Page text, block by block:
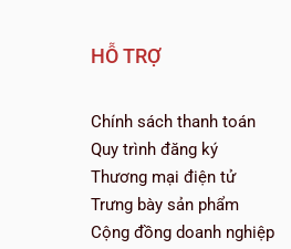
HỖ TRỢ
Chính sách thanh toán
Quy trình đăng ký
Thương mại điện tử
Trưng bày sản phẩm
Cộng đồng doanh nghiệp